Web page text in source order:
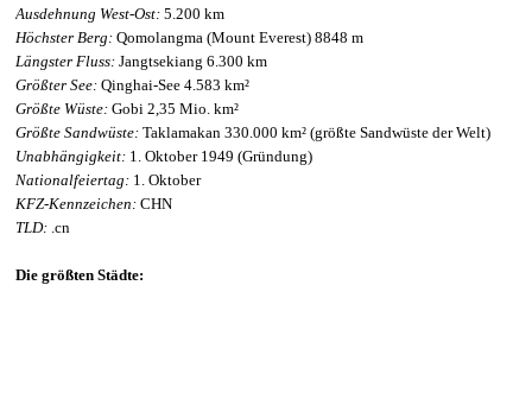
Ausdehnung West-Ost: 5.200 km
Höchster Berg: Qomolangma (Mount Everest) 8848 m
Längster Fluss: Jangtsekiang 6.300 km
Größter See: Qinghai-See 4.583 km²
Größte Wüste: Gobi 2,35 Mio. km²
Größte Sandwüste: Taklamakan 330.000 km² (größte Sandwüste der Welt)
Unabhängigkeit: 1. Oktober 1949 (Gründung)
Nationalfeiertag: 1. Oktober
KFZ-Kennzeichen: CHN
TLD: .cn
Die größten Städte: